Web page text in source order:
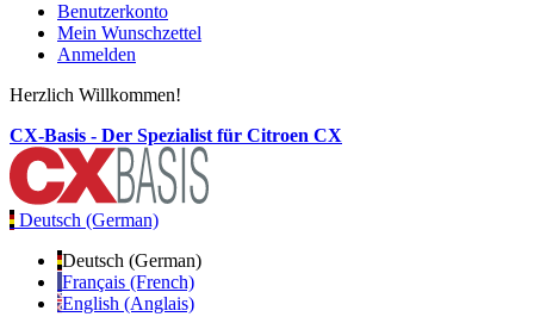
Benutzerkonto
Mein Wunschzettel
Anmelden
Herzlich Willkommen!
CX-Basis - Der Spezialist für Citroen CX
Deutsch (German)
Deutsch (German)
Français (French)
English (Anglais)